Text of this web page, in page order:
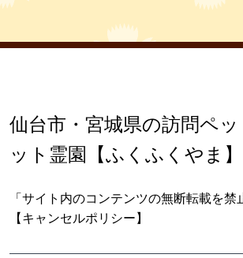
仙台市・宮城県の訪問ペ
ット霊園【ふくふくやま】
「サイト内のコンテンツの無断転載を禁
【キャンセルポリシー】